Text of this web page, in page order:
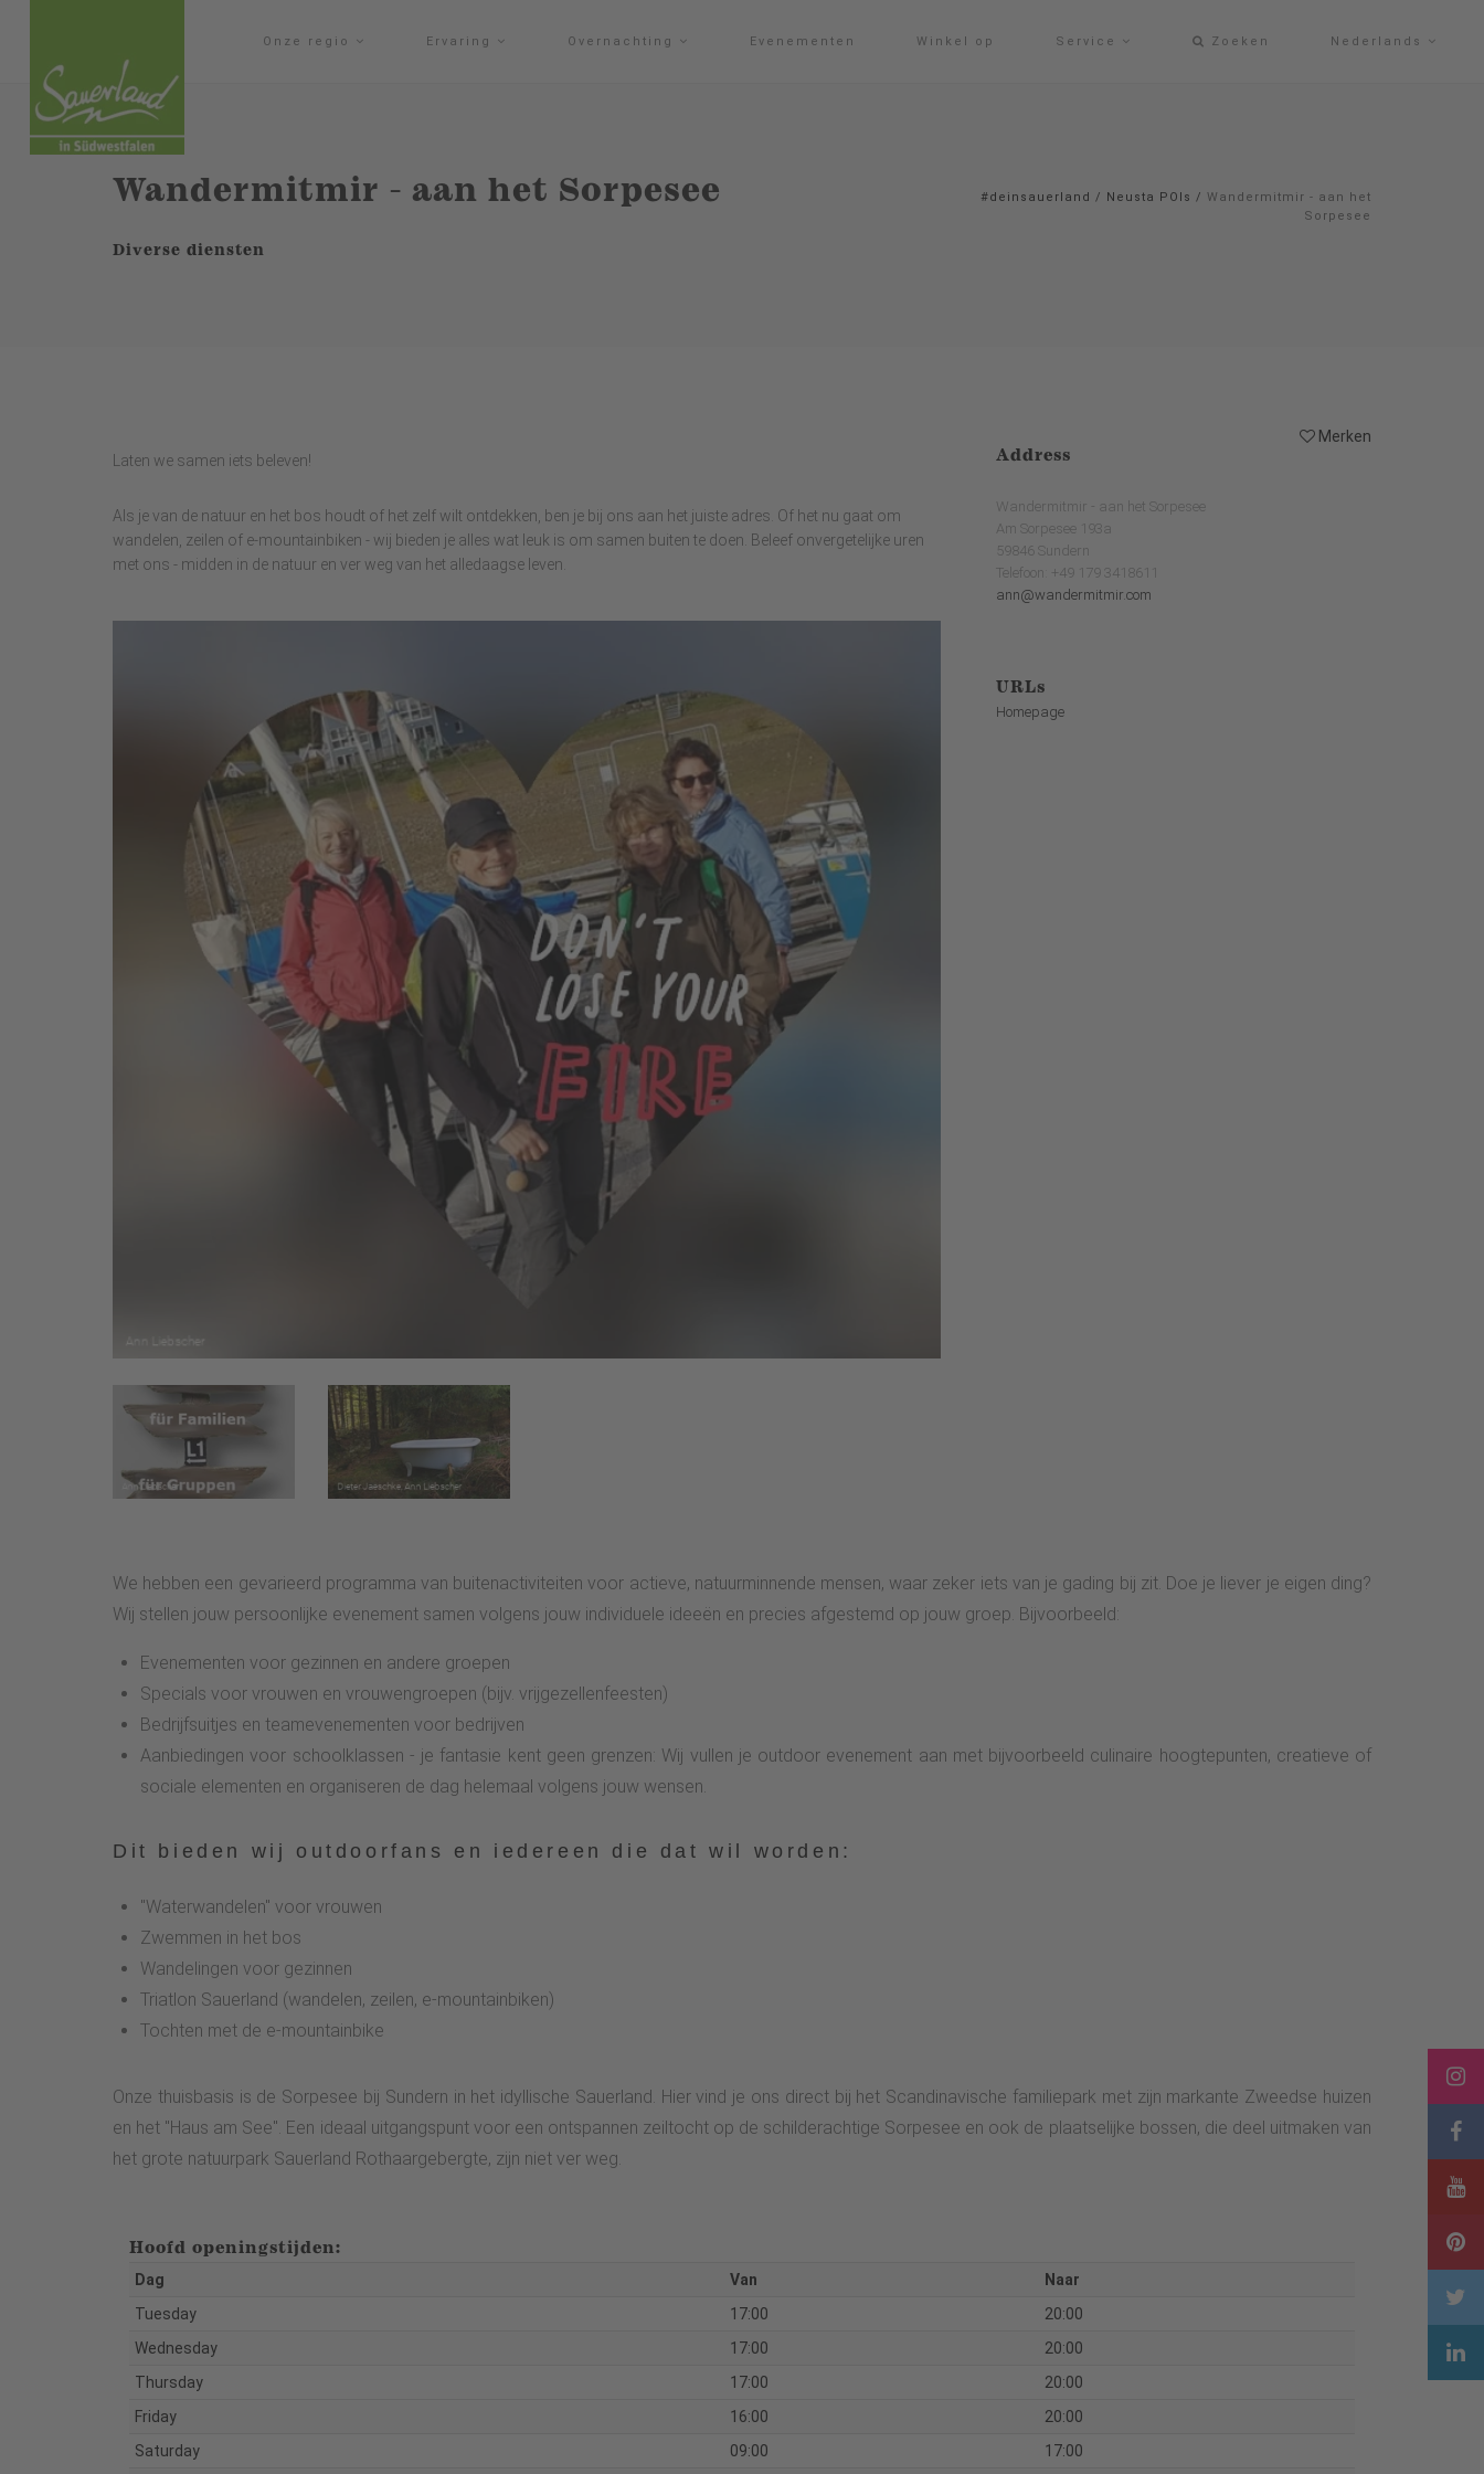
Onze regio Ervaring Overnachting Evenementen Winkel op Service Zoeken Nederlands
Wandermitmir - aan het Sorpesee
Diverse diensten
#deinsauerland / Neusta POIs / Wandermitmir - aan het
Sorpesee
Merken
Laten we samen iets beleven!
Als je van de natuur en het bos houdt of het zelf wilt ontdekken, ben je bij ons aan het juiste adres. Of het nu gaat om
wandelen, zeilen of e-mountainbiken - wij bieden je alles wat leuk is om samen buiten te doen. Beleef onvergetelijke uren
met ons - midden in de natuur en ver weg van het alledaagse leven.
Address
Wandermitmir - aan het Sorpesee
Am Sorpesee 193a
59846 Sundern
Telefoon: +49 179 3418611
ann@wandermitmir.com
URLs
Homepage
We hebben een gevarieerd programma van buitenactiviteiten voor actieve, natuurminnende mensen, waar zeker iets van je gading bij zit. Doe je liever je eigen ding?
Wij stellen jouw persoonlijke evenement samen volgens jouw individuele ideeën en precies afgestemd op jouw groep. Bijvoorbeeld:
Evenementen voor gezinnen en andere groepen
Specials voor vrouwen en vrouwengroepen (bijv. vrijgezellenfeesten)
Bedrijfsuitjes en teamevenementen voor bedrijven
Aanbiedingen voor schoolklassen - je fantasie kent geen grenzen: Wij vullen je outdoor evenement aan met bijvoorbeeld culinaire hoogtepunten, creatieve of
sociale elementen en organiseren de dag helemaal volgens jouw wensen.
Dit bieden wij outdoorfans en iedereen die dat wil worden:
"Waterwandelen" voor vrouwen
Zwemmen in het bos
Wandelingen voor gezinnen
Triatlon Sauerland (wandelen, zeilen, e-mountainbiken)
Tochten met de e-mountainbike
Onze thuisbasis is de Sorpesee bij Sundern in het idyllische Sauerland. Hier vind je ons direct bij het Scandinavische familiepark met zijn markante Zweedse huizen
en het "Haus am See". Een ideaal uitgangspunt voor een ontspannen zeiltocht op de schilderachtige Sorpesee en ook de plaatselijke bossen, die deel uitmaken van
het grote natuurpark Sauerland Rothaargebergte, zijn niet ver weg.
Hoofd openingstijden:
Dag Van
Naar
Tuesday
17:00
20:00
Wednesday
17:00
20:00
Thursday
17:00
20:00
Friday
16:00
20:00
Saturday
09:00
17:00